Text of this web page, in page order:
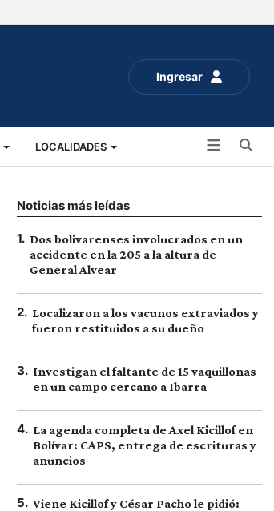
Ingresar
LOCALIDADES
Noticias más leídas
1. Dos bolivarenses involucrados en un
accidente en la 205 a la altura de
General Alvear
2. Localizaron a los vacunos extraviados y
fueron restituidos a su dueño
3. Investigan el faltante de 15 vaquillonas
en un campo cercano a Ibarra
4. La agenda completa de Axel Kicillof en
Bolívar: CAPS, entrega de escrituras y
anuncios
5. Viene Kicillof y César Pacho le pidió: